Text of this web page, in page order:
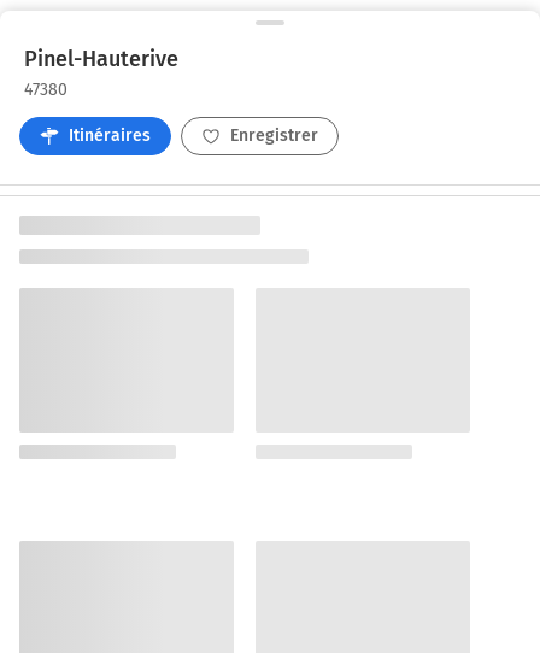
Pinel-Hauterive
47380
Itinéraires Enregistrer